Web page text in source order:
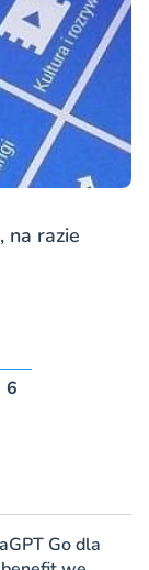
na razie
6
Go dla